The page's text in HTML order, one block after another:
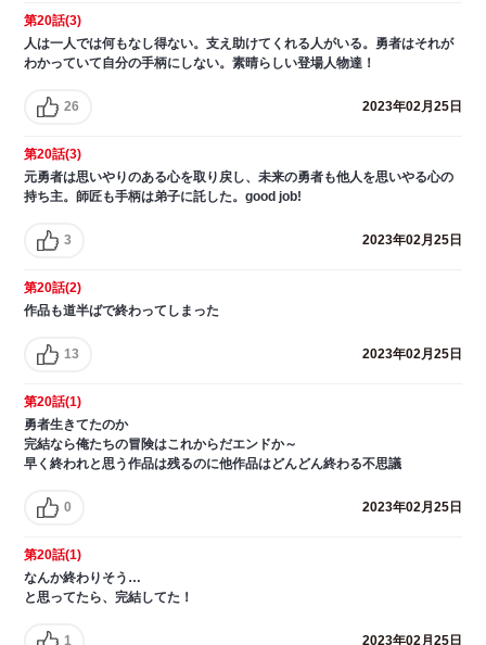
第20話(3)
人は一人では何もなし得ない。支え助けてくれる人がいる。勇者はそれが
わかっていて自分の手柄にしない。素晴らしい登場人物達！
26 2023年02月25日
第20話(3)
元勇者は思いやりのある心を取り戻し、未来の勇者も他人を思いやる心の
持ち主。師匠も手柄は弟子に託した。good job!
3 2023年02月25日
第20話(2)
作品も道半ばで終わってしまった
13 2023年02月25日
第20話(1)
勇者生きてたのか
完結なら俺たちの冒険はこれからだエンドか～
早く終われと思う作品は残るのに他作品はどんどん終わる不思議
0 2023年02月25日
第20話(1)
なんか終わりそう…
と思ってたら、完結してた！
1 2023年02月25日